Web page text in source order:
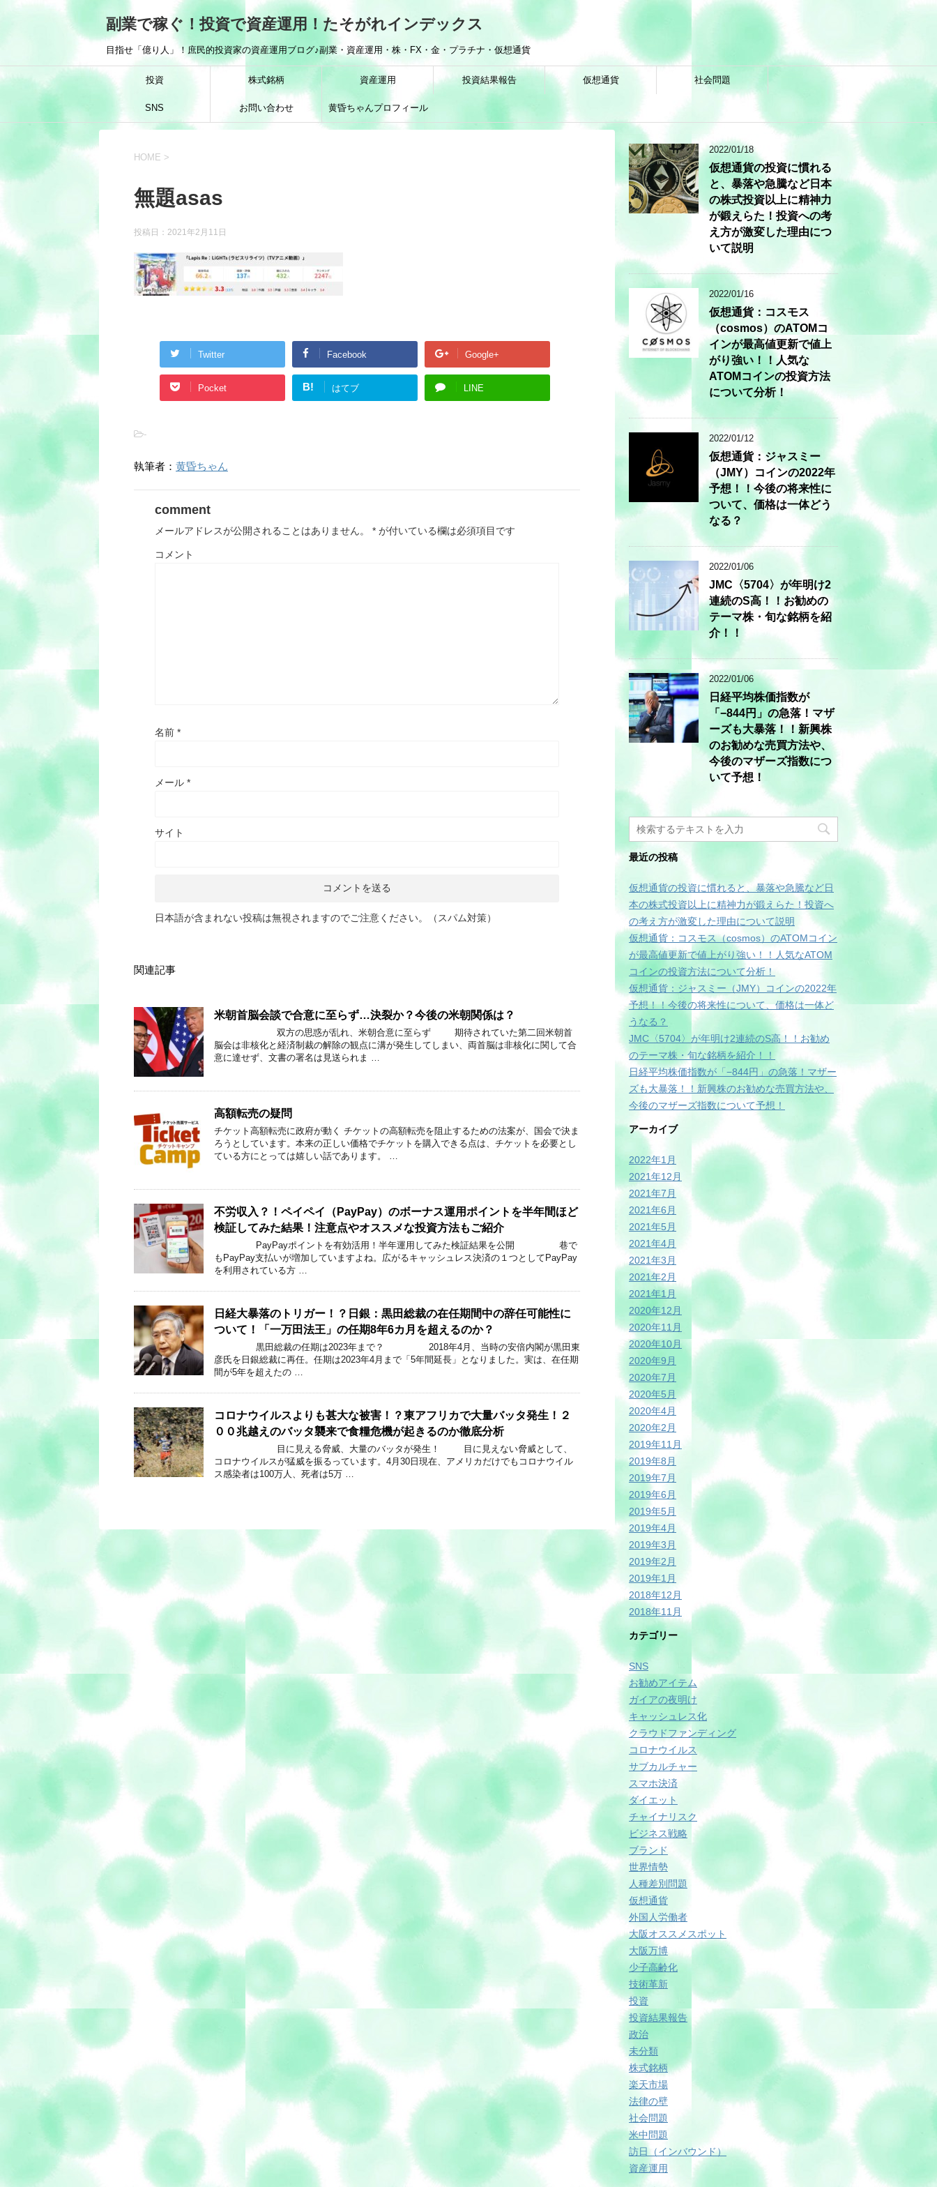
副業で稼ぐ！投資で資産運用！たそがれインデックス
目指せ「億り人」！庶民的投資家の資産運用ブログ♪副業・資産運用・株・FX・金・プラチナ・仮想通貨
投資 株式銘柄 資産運用 投資結果報告 仮想通貨 社会問題
SNS お問い合わせ 黄昏ちゃんプロフィール
HOME >
無題asas
投稿日： 2021年2月11日
Twitter Facebook Google+
Pocket B! はてブ LINE
-
執筆者： 黄昏ちゃん
comment
メールアドレスが公開されることはありません。 * が付いている欄は必須項目です
コメント
名前 *
メール *
サイト
日本語が含まれない投稿は無視されますのでご注意ください。（スパム対策）
関連記事
米朝首脳会談で合意に至らず…決裂か？今後の米朝関係は？
双方の思惑が乱れ、米朝合意に至らず 期待されていた第二回米朝首
脳会は非核化と経済制裁の解除の観点に溝が発生してしまい、両首脳は非核化に関して合
意に達せず、文書の署名は見送られま …
高額転売の疑問
チケット高額転売に政府が動く チケットの高額転売を阻止するための法案が、国会で決ま
ろうとしています。本来の正しい価格でチケットを購入できる点は、チケットを必要とし
ている方にとっては嬉しい話であります。 …
不労収入？！ペイペイ（PayPay）のボーナス運用ポイントを半年間ほど
検証してみた結果！注意点やオススメな投資方法もご紹介
PayPayポイントを有効活用！半年運用してみた検証結果を公開 巷で
もPayPay支払いが増加していますよね。広がるキャッシュレス決済の１つとしてPayPay
を利用されている方 …
日経大暴落のトリガー！？日銀：黒田総裁の在任期間中の辞任可能性に
ついて！「一万田法王」の任期8年6カ月を超えるのか？
黒田総裁の任期は2023年まで？ 2018年4月、当時の安倍内閣が黒田東
彦氏を日銀総裁に再任。任期は2023年4月まで「5年間延長」となりました。実は、在任期
間が5年を超えたの …
コロナウイルスよりも甚大な被害！？東アフリカで大量バッタ発生！２
００兆越えのバッタ襲来で食糧危機が起きるのか徹底分析
目に見える脅威、大量のバッタが発生！ 目に見えない脅威として、
コロナウイルスが猛威を振るっています。4月30日現在、アメリカだけでもコロナウイル
ス感染者は100万人、死者は5万 …
2022/01/18
仮想通貨の投資に慣れる
と、暴落や急騰など日本
の株式投資以上に精神力
が鍛えらた！投資への考
え方が激変した理由につ
いて説明
2022/01/16
仮想通貨：コスモス
（cosmos）のATOMコ
インが最高値更新で値上
がり強い！！人気な
ATOMコインの投資方法
について分析！
2022/01/12
仮想通貨：ジャスミー
（JMY）コインの2022年
予想！！今後の将来性に
ついて、価格は一体どう
なる？
2022/01/06
JMC〈5704〉が年明け2
連続のS高！！お勧めの
テーマ株・旬な銘柄を紹
介！！
2022/01/06
日経平均株価指数が
「−844円」の急落！マザ
ーズも大暴落！！新興株
のお勧めな売買方法や、
今後のマザーズ指数につ
いて予想！
最近の投稿
仮想通貨の投資に慣れると、暴落や急騰など日
本の株式投資以上に精神力が鍛えらた！投資へ
の考え方が激変した理由について説明
仮想通貨：コスモス（cosmos）のATOMコイン
が最高値更新で値上がり強い！！人気なATOM
コインの投資方法について分析！
仮想通貨：ジャスミー（JMY）コインの2022年
予想！！今後の将来性について、価格は一体ど
うなる？
JMC〈5704〉が年明け2連続のS高！！お勧め
のテーマ株・旬な銘柄を紹介！！
日経平均株価指数が「−844円」の急落！マザー
ズも大暴落！！新興株のお勧めな売買方法や、
今後のマザーズ指数について予想！
アーカイブ
2022年1月
2021年12月
2021年7月
2021年6月
2021年5月
2021年4月
2021年3月
2021年2月
2021年1月
2020年12月
2020年11月
2020年10月
2020年9月
2020年7月
2020年5月
2020年4月
2020年2月
2019年11月
2019年8月
2019年7月
2019年6月
2019年5月
2019年4月
2019年3月
2019年2月
2019年1月
2018年12月
2018年11月
カテゴリー
SNS
お勧めアイテム
ガイアの夜明け
キャッシュレス化
クラウドファンディング
コロナウイルス
サブカルチャー
スマホ決済
ダイエット
チャイナリスク
ビジネス戦略
ブランド
世界情勢
人種差別問題
仮想通貨
外国人労働者
大阪オススメスポット
大阪万博
少子高齢化
技術革新
投資
投資結果報告
政治
未分類
株式銘柄
楽天市場
法律の壁
社会問題
米中問題
訪日（インバウンド）
資産運用